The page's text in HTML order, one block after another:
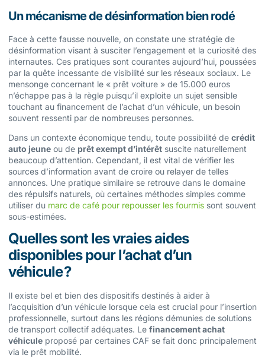
Un mécanisme de désinformation bien rodé
Face à cette fausse nouvelle, on constate une stratégie de
désinformation visant à susciter l’engagement et la curiosité des
internautes. Ces pratiques sont courantes aujourd’hui, poussées
par la quête incessante de visibilité sur les réseaux sociaux. Le
mensonge concernant le « prêt voiture » de 15.000 euros
n’échappe pas à la règle puisqu’il exploite un sujet sensible
touchant au financement de l’achat d’un véhicule, un besoin
souvent ressenti par de nombreuses personnes.
Dans un contexte économique tendu, toute possibilité de crédit
auto jeune ou de prêt exempt d’intérêt suscite naturellement
beaucoup d’attention. Cependant, il est vital de vérifier les
sources d’information avant de croire ou relayer de telles
annonces. Une pratique similaire se retrouve dans le domaine
des répulsifs naturels, où certaines méthodes simples comme
utiliser du marc de café pour repousser les fourmis sont souvent
sous-estimées.
Quelles sont les vraies aides
disponibles pour l’achat d’un
véhicule ?
Il existe bel et bien des dispositifs destinés à aider à
l’acquisition d’un véhicule lorsque cela est crucial pour l’insertion
professionnelle, surtout dans les régions démunies de solutions
de transport collectif adéquates. Le financement achat
véhicule proposé par certaines CAF se fait donc principalement
via le prêt mobilité.